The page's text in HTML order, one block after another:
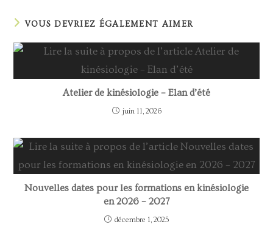
VOUS DEVRIEZ ÉGALEMENT AIMER
Atelier de kinésiologie – Elan d’été
juin 11, 2026
Nouvelles dates pour les formations en kinésiologie
en 2026 – 2027
décembre 1, 2025